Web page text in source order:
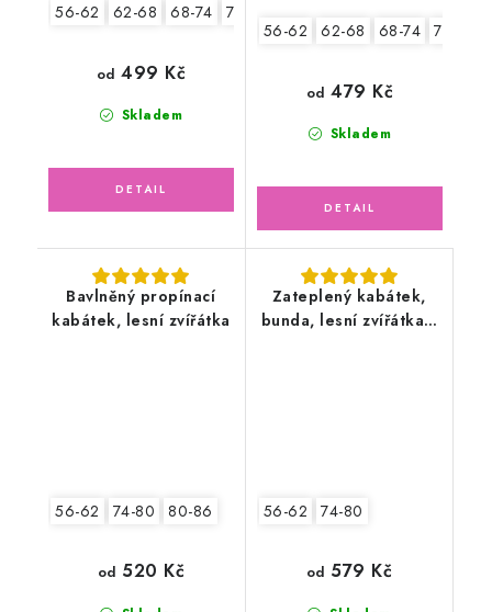
56-62 62-68 68-74 74-80
Skladem
od 499 Kč
56-62 62-68 68-74 74-80
Skladem
od 479 Kč
Bavlněný propínací
kabátek, lesní zvířátka
56-62 74-80 80-86
od 520 Kč
Zateplený kabátek,
bunda, lesní zvířátka s
56-62 74-80
od 579 Kč